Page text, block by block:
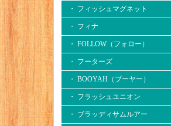
・ フィッシュマグネット
・ フィナ
・ FOLLOW（フォロー）
・ フーターズ
・ BOOYAH（ブーヤー）
・ フラッシュユニオン
・ ブラッディサムルアー